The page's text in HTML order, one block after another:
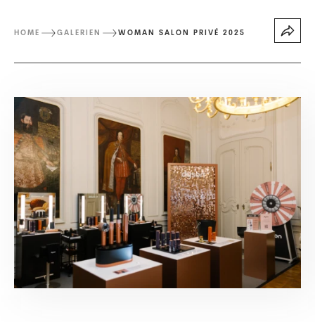
HOME GALERIEN WOMAN SALON PRIVÉ 2025